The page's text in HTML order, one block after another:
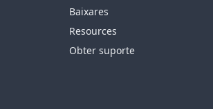
Baixares
Resources
Obter suporte